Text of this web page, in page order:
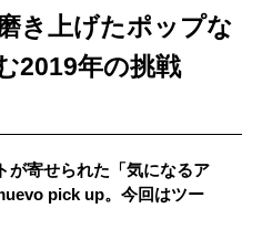
#女性SSW #ロック
き上げたポップな
2019年の挑戦
が寄せられた「気になるア
pick up。今回はツー